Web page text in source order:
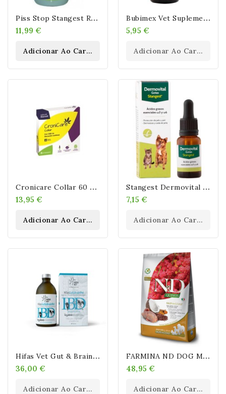
P
Iss Stop Stangest Repelente Mascotas 500 Ml
11,99 €
Adicionar Ao Carrinho
B
Ubimex Vet Suplemento Aceite De Salmón
5,95 €
Adicionar Ao Carrinho
C
Ronicare Collar 60 Cm Stangest
13,95 €
Adicionar Ao Carrinho
S
Tangest Dermovital Gotas 15 Ml
7,15 €
Adicionar Ao Carrinho
H
Ifas Vet Gut & Brain Pet Soporte Digestivo Y Del Cerebro 250 Ml
36,00 €
Adicionar Ao Carrinho
F
ARMINA ND DOG MEDIUM MAXI QUINOA SKIN COAT CODORNIZ 7KG
48,95 €
Adicionar Ao Carrinho